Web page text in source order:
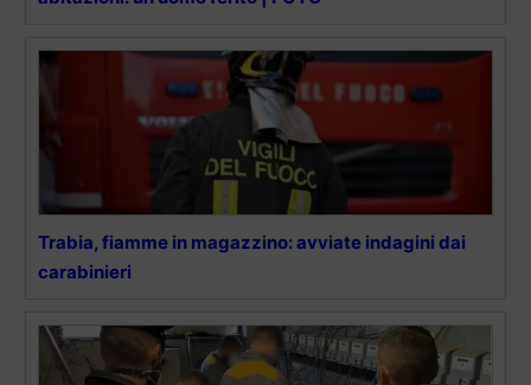
Trabia, fiamme in magazzino: avviate indagini dai
carabinieri